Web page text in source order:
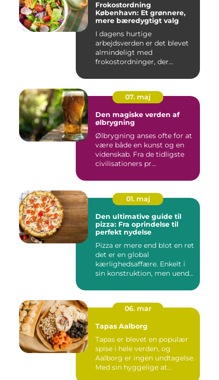
Frokostordning
København: Et grønnere,
mere bæredygtigt valg
I dagens hurtige
arbejdsverden er det blevet
almindeligt med
frokostordninger, der
07. maj
Den magiske verden af
ølbrygning
Ølbrygning anses ofte for at
være både en kunst og en
videnskab. Fra de tidligste
civilisationers pr...
01. maj
Den ultimative guide til
pizza: Fra oprindelse til
perfekt nydelse
Pizza er mere end blot en ret
det er en global
kærlighedsaffære. Enkelt i
sin konstruktion, men uend...
06. mar
Tapas Aalborg
Tapas er blevet en populær
spise i hele verden, og
Aalborg er ingen undtagelse.
Med sin hyggelige at...